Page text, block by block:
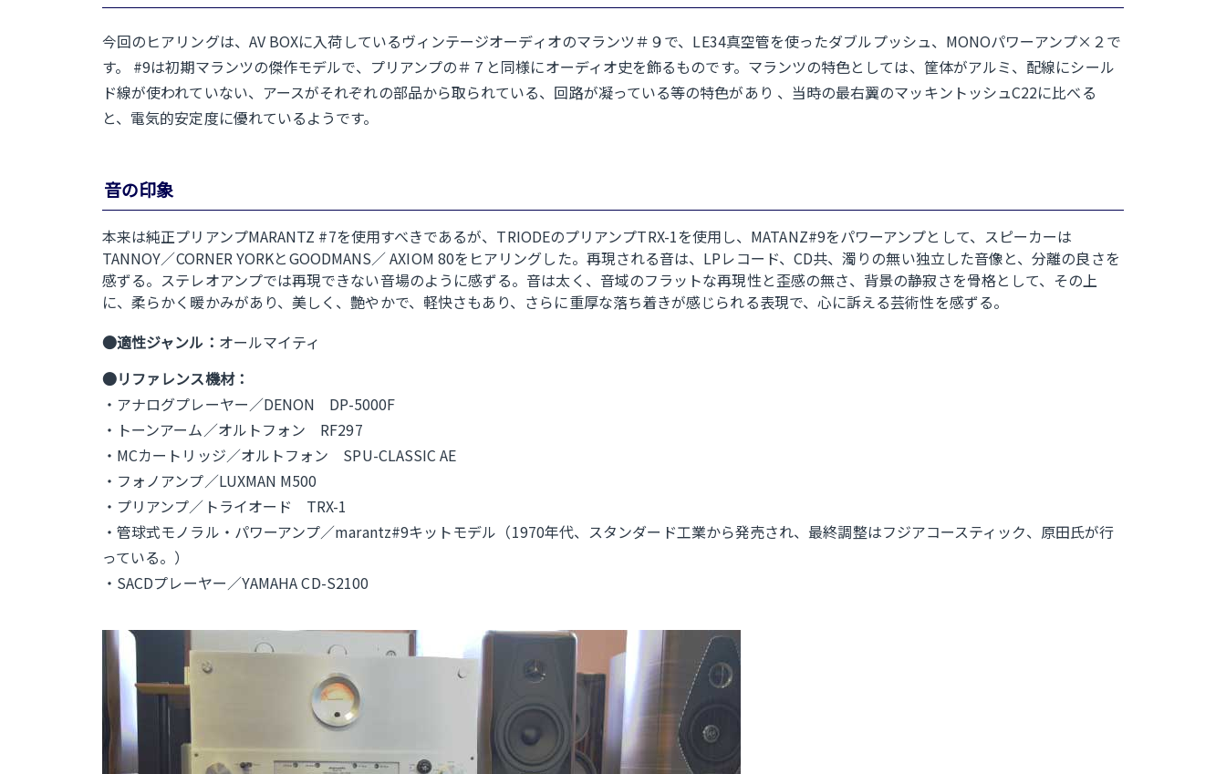
今回のヒアリングは、AV BOXに入荷しているヴィンテージオーディオのマランツ＃９で、LE34真空管を使ったダブルプッシュ、MONOパワーアンプ×２で
す。 #9は初期マランツの傑作モデルで、プリアンプの＃７と同様にオーディオ史を飾るものです。マランツの特色としては、筐体がアルミ、配線にシール
ド線が使われていない、アースがそれぞれの部品から取られている、回路が凝っている等の特色があり 、当時の最右翼のマッキントッシュC22に比べる
と、電気的安定度に優れているようです。
音の印象
本来は純正プリアンプMARANTZ #7を使用すべきであるが、TRIODEのプリアンプTRX-1を使用し、MATANZ#9をパワーアンプとして、スピーカーは
TANNOY／CORNER YORKとGOODMANS／ AXIOM 80をヒアリングした。再現される音は、LPレコード、CD共、濁りの無い独立した音像と、分離の良さを
感ずる。ステレオアンプでは再現できない音場のように感ずる。音は太く、音域のフラットな再現性と歪感の無さ、背景の静寂さを骨格として、その上
に、柔らかく暖かみがあり、美しく、艶やかで、軽快さもあり、さらに重厚な落ち着きが感じられる表現で、心に訴える芸術性を感ずる。
●適性ジャンル： オールマイティ
●リファレンス機材：
・アナログプレーヤー／DENON DP-5000F
・トーンアーム／オルトフォン RF297
・MCカートリッジ／オルトフォン SPU-CLASSIC AE
・フォノアンプ／LUXMAN M500
・プリアンプ／トライオード TRX-1
・管球式モノラル・パワーアンプ／marantz#9キットモデル（1970年代、スタンダード工業から発売され、最終調整はフジアコースティック、原田氏が行
っている。）
・SACDプレーヤー／YAMAHA CD-S2100